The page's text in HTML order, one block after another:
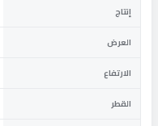
إنتاج
العرض
الارتفاع
القطر